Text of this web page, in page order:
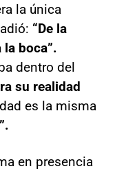
la única
“De la
boca”.
dentro del
su realidad
es la misma
en presencia